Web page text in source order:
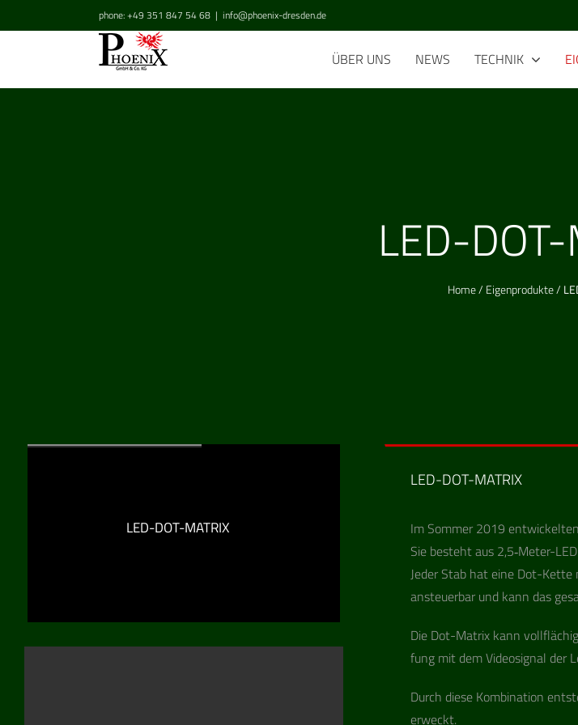
Inhalt
phone: +49 351 847 54 68 | info@phoenix-dresden.de
ÜBER UNS NEWS TECHNIK
LED-
Home/ Eigenprodukte/
LED-DOT-MATRIX
LED-DOT-MATRIX
Im Som­mer 2019
Sie besteht aus 2,5‑Meter-
Jeder Stab hat eine Dot-
ansteu­er­bar und kann das
Die Dot-Matrix kann
fung mit dem Video­si­gnal der
Durch diese Kom­bi­na­tion
erweckt.